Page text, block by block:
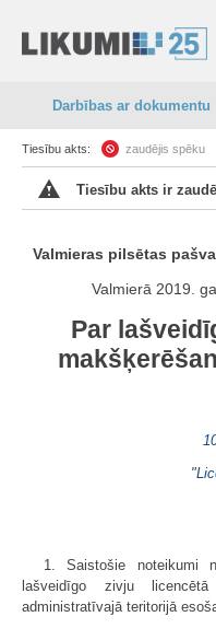
Darbības ar dokumentu
Tiesību akts: zaudējis spēku
Tiesību akts ir
Valmieras pilsētas
Valmierā 2019.
Par
"
1. Saistošie noteikumi
lašveidīgo zivju licencētā
administratīvajā teritorijā